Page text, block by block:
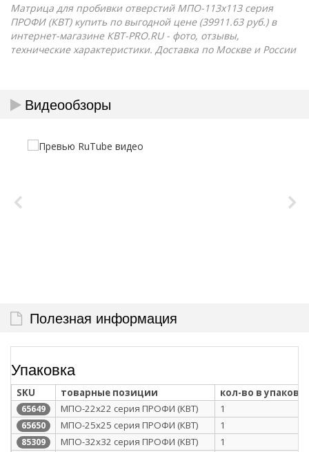
Матрица для пробивки отверстий МПО-113х113 серия
ПРОФИ (КВТ) купить по выгодной цене (39911.63 руб.) в
интернет-магазине КВТ-PRO.RU - фото, отзывы,
технические характеристики. Доставка по Москве и России
Видеообзоры
Полезная информация
Упаковка
SKU товарные позиции кол-во в
65649 МПО-22х22 серия ПРОФИ (КВТ) 1
65650 МПО-25х25 серия ПРОФИ (КВТ) 1
85309 МПО-32х32 серия ПРОФИ (КВТ)
1